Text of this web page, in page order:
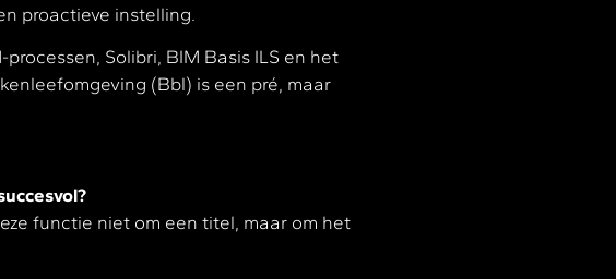
proactieve instelling.
processen, Solibri, BIM Basis ILS en het
(Bbl) is een pré, maar
functie niet om een titel, maar om het